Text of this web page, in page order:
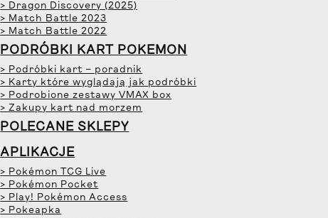
> Dragon Discovery (2025)
> Match Battle 2023
> Match Battle 2022
PODRÓBKI KART POKEMON
> Podróbki kart – poradnik
> Karty które wyglądają jak podróbki
> Podrobione zestawy VMAX box
> Zakupy kart nad morzem
POLECANE SKLEPY
APLIKACJE
> Pokémon TCG Live
> Pokémon Pocket
> Play! Pokémon Access
> Pokeapka